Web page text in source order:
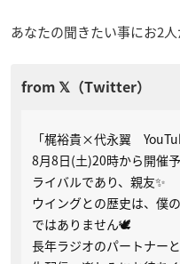
あなたの聞きたい事にお2
「梶裕貴×代永翼
8月8日(土)20時から開催予
ライバルであり、親友✨
ウイングとの歴史は、僕
ではありません🕊
長年ラジオのパートナー